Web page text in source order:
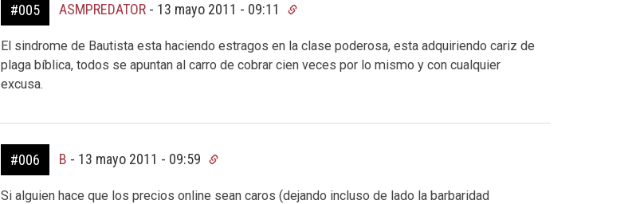
#005 ASMPREDATOR- 13 mayo 2011 - 09:11
El sindrome de Bautista esta haciendo estragos en la clase poderosa, esta adquiriendo cariz de
plaga bíblica, todos se apuntan al carro de cobrar cien veces por lo mismo y con cualquier
excusa.
#006 B - 13 mayo 2011 - 09:59
Si alguien hace que los precios online sean caros (dejando incluso de lado la barbaridad